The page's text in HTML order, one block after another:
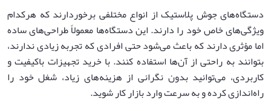
دستگاه‌های جوش پلاستیک از انواع مختلفی برخوردارند که هرکدام
ویژگی‌های خاص خود را دارند. این دستگاه‌ها معمولاً طراحی‌های ساده
اما مؤثری دارند که باعث می‌شود حتی افرادی که تجربه زیادی ندارند،
بتوانند به راحتی از آن‌ها استفاده کنند. با خرید تجهیزات باکیفیت و
کاربردی، می‌توانید بدون نگرانی از هزینه‌های زیاد، شغل خود را
راه‌اندازی کرده و به سرعت وارد بازار کار شوید.